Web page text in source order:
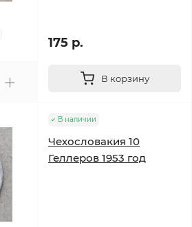
175 р.
В корзину
В наличии
Чехословакия 10
Геллеров 1953 год